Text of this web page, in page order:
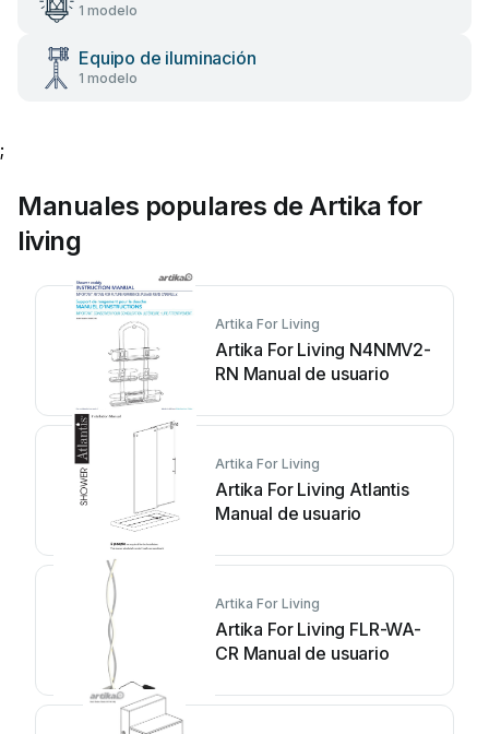
1 modelo
Equipo de iluminación
1 modelo
;
Manuales populares de Artika for
living
Artika For Living
Artika For Living N4NMV2-
RN Manual de usuario
Artika For Living
Artika For Living Atlantis
Manual de usuario
Artika For Living
Artika For Living FLR-WA-
CR Manual de usuario